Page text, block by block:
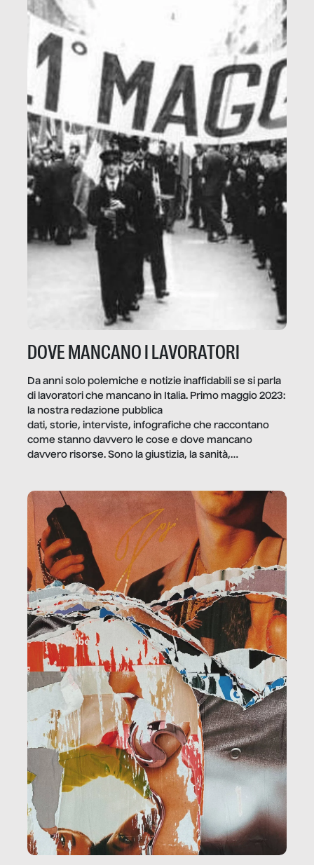
DOVE MANCANO I LAVORATORI
Da anni solo polemiche e notizie inaffidabili se si parla
di lavoratori che mancano in Italia. Primo maggio 2023:
la nostra redazione pubblica
dati, storie, interviste, infografiche che raccontano
come stanno davvero le cose e dove mancano
davvero risorse. Sono la giustizia, la sanità,